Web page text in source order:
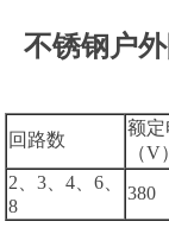
不锈钢户
回路数
额定
（V）
2、3、4、6、
8
380